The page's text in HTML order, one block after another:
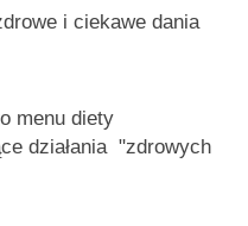
i ciekawe dania
menu diety
działania "zdrowych